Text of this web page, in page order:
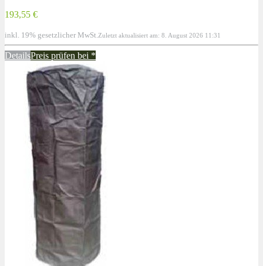
193,55 €
inkl. 19% gesetzlicher MwSt. Zuletzt aktualisiert am: 8. August 2026 11:31
DetailsPreis prüfen bei *